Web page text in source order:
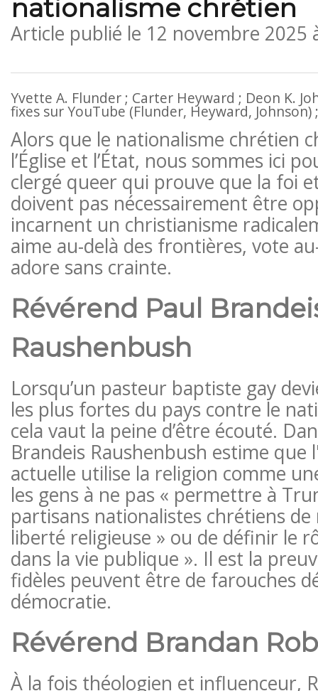
nationalisme chrétien
Article publié le 12 novembre 2025
Yvette A. Flunder ; Carter Heyward ; Deon K.
fixes sur YouTube (Flunder, Heyward, Johnson)
Alors que le nationalisme chrétien
l’Église et l’État, nous sommes ici
clergé queer qui prouve que la foi
doivent pas nécessairement être
incarnent un christianisme
aime au-delà des frontières, vote
adore sans crainte.
Révérend Paul
Raushenbush
Lorsqu’un pasteur baptiste gay
les plus fortes du pays contre le
cela vaut la peine d’être écouté.
Brandeis Raushenbush estime
actuelle utilise la religion comme
les gens à ne pas « permettre à
partisans nationalistes chrétiens
liberté religieuse » ou de définir le
dans la vie publique ». Il est la
fidèles peuvent être de farouches
démocratie.
Révérend Brandan
À la fois théologien et influenceur,